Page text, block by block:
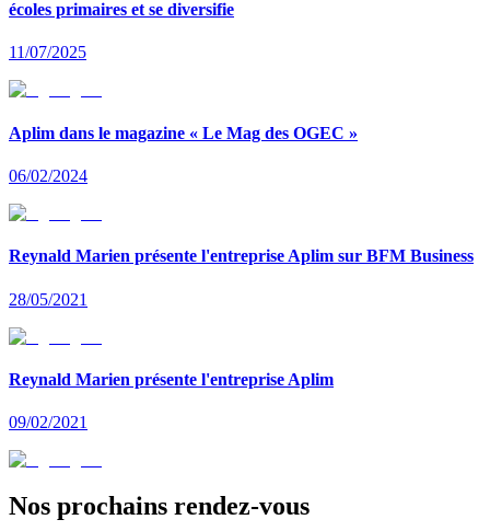
écoles primaires et se diversifie
11/07/2025
Aplim dans le magazine « Le Mag des OGEC »
06/02/2024
Reynald Marien présente l'entreprise Aplim sur BFM Business
28/05/2021
Reynald Marien présente l'entreprise Aplim
09/02/2021
Nos prochains rendez-vous